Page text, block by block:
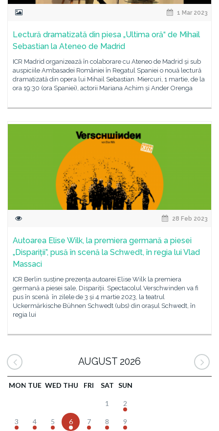
1 Mar 2023
Lectură dramatizată din piesa „Ultima oră“ de Mihail
Sebastian la Ateneo de Madrid
ICR Madrid organizează în colaborare cu Ateneo de Madrid și sub
auspiciile Ambasadei României în Regatul Spaniei o nouă lectură
dramatizată din opera lui Mihail Sebastian. Miercuri, 1 martie, de la
ora 19:30 (ora Spaniei), actorii Mariana Achim și Ander Orenga
28 Feb 2023
Autoarea Elise Wilk, la premiera germană a piesei
„Dispariții”, pusă în scenă la Schwedt, în regia lui Vlad
Massaci
ICR Berlin susține prezența autoarei Elise Wilk la premiera
germană a piesei sale, Dispariții. Spectacolul Verschwinden va fi
pus în scenă în zilele de 3 și 4 martie 2023, la teatrul
Uckermärkische Bühnen Schwedt (ubs) din orașul Schwedt, în
regia lui
AUGUST 2026
MON TUE WED THU FRI SAT SUN
1 2
3 4 5 6 7 8 9